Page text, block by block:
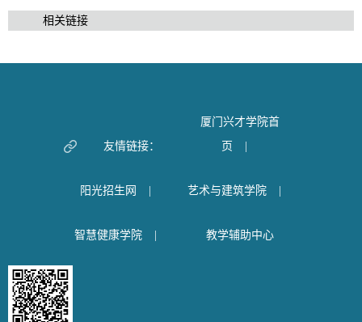
相关链接
友情链接：
厦门兴才学院首
页
|
阳光招生网 | 艺术与建筑学院 |
智慧健康学院 | 教学辅助中心